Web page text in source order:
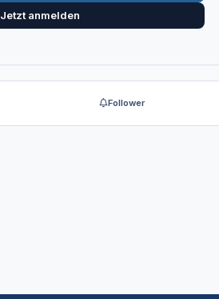
Jetzt anmelden
Follower